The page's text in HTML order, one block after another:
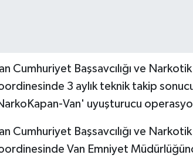
Cumhuriyet Başsavcılığı ve
3 aylık teknik takip
Van' uyuşturucu
Cumhuriyet Başsavcılığı ve
Van Emniyet